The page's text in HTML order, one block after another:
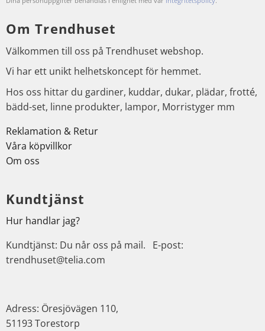
Om Trendhuset
Välkommen till oss på Trendhuset webshop.
Vi har ett unikt helhetskoncept för hemmet.
Hos oss hittar du gardiner, kuddar, dukar, plädar, frotté,
bädd-set, linne produkter, lampor, Morristyger mm
Reklamation & Retur
Våra köpvillkor
Om oss
Kundtjänst
Hur handlar jag?
Kundtjänst: Du når oss på mail. E-post:
trendhuset@telia.com
Adress: Öresjövägen 110,
51193 Torestorp